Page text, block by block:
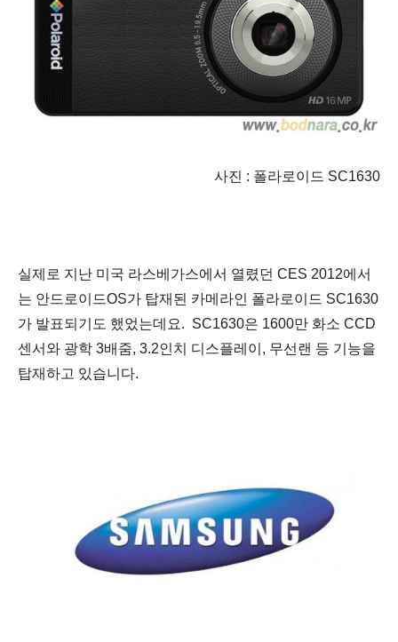
사진 : 폴라로이드 SC1630
실제로 지난 미국 라스베가스에서 열렸던 CES 2012에서
는 안드로이드OS가 탑재된 카메라인 폴라로이드 SC1630
가 발표되기도 했었는데요. SC1630은 1600만 화소 CCD
센서와 광학 3배줌, 3.2인치 디스플레이, 무선랜 등 기능을
탑재하고 있습니다.